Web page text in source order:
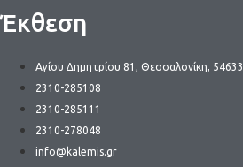
Έκθεση
Αγίου Δημητρίου 81, Θεσσαλονίκη, 54633
2310-285108
2310-285111
2310-278048
info@kalemis.gr